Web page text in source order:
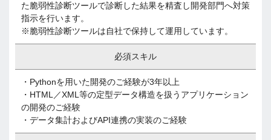
た脆弱性診断ツールで診断した結果を精査し開発部門へ対策
指示を行います。
※脆弱性診断ツールは自社で保持して運用しています。
必須スキル
・Pythonを用いた開発のご経験が3年以上
・HTML／XML等の定型データ構造を扱うアプリケーション
の開発のご経験
・データ集計およびAPI連携の実装のご経験